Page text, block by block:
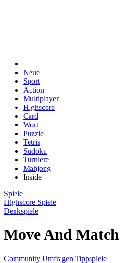
Neue
Sport
Action
Multiplayer
Highscore
Card
Wort
Puzzle
Tetris
Sudoku
Turniere
Mahjong
Inside
Spiele
Highscore Spiele
Denkspiele
Move And Match
Community Umfragen Tippspiele